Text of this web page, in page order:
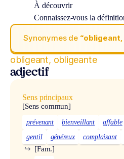
À découvrir
Connaissez-vous la
Synonymes de
obligeant, obligeante
adjectif
Sens principaux
[Sens commun]
prévenant bienveillant affable
gentil
généreux complaisant
[Fam.]
↪